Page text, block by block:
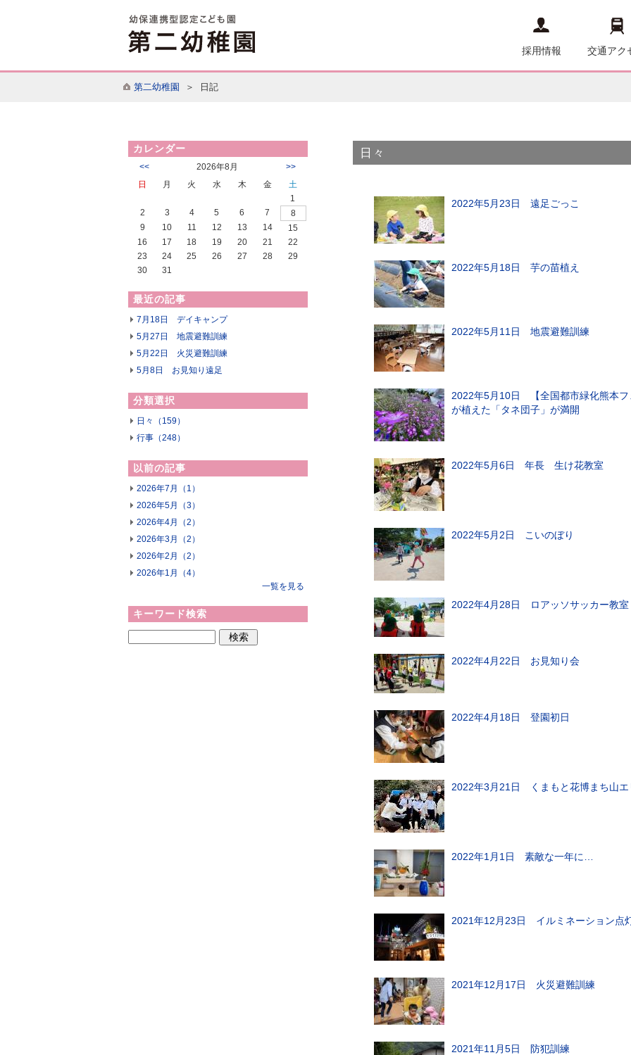
採用情報 交通アク
第二幼稚園 ＞ 日記
カレンダー
<< 2026年8月 >>
日 月 火 水 木 金
土
1
2
3 4 5 6 7
8
9
10 11 12 13 14
15
16
17 18 19 20 21
22
23
24 25 26 27 28
29
30
31
最近の記事
7月18日 デイキャンプ
5月27日 地震避難訓練
5月22日 火災避難訓練
5月8日 お見知り遠足
分類選択
日々（159）
行事（248）
以前の記事
2026年7月（1）
2026年5月（3）
2026年4月（2）
2026年3月（2）
2026年2月（2）
2026年1月（4）
一覧を見る
キーワード検索
日々
2022年5月23日 遠足ごっこ
2022年5月18日 芋の苗植え
2022年5月11日 地震避難訓練
2022年5月10日 【全国都市緑化熊本フ
が植えた「タネ団子」が満開
2022年5月6日 年長 生け花教室
2022年5月2日 こいのぼり
2022年4月28日 ロアッソサッカー教室
2022年4月22日 お見知り会
2022年4月18日 登園初日
2022年3月21日 くまもと花博まち山エ
2022年1月1日 素敵な一年に…
2021年12月23日 イルミネーション点
2021年12月17日 火災避難訓練
2021年11月5日 防犯訓練